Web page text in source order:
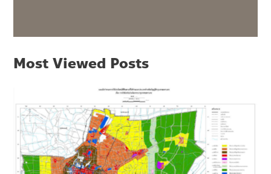
Most Viewed Posts